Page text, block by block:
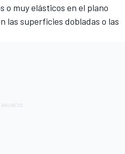
o muy elásticos en el plano
las superficies dobladas o las